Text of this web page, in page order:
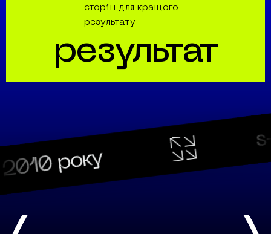
сторін для кращого
результату
результат